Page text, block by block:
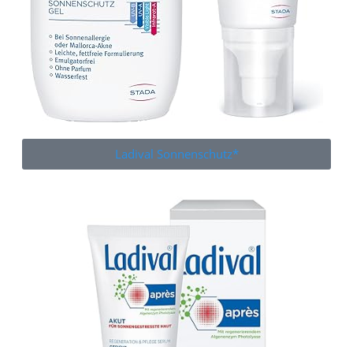
Ladival Sonnenschutz*